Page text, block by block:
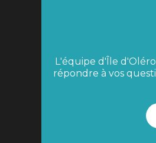
L'équipe d'Île
répondre à vos